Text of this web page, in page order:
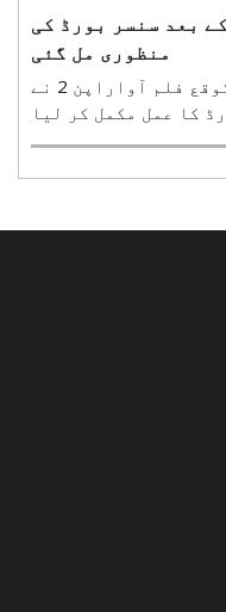
کے بعد سنسر بورڈ کی
منظوری مل گئی
عمران ہاشمی کی انتہائی متوقع فلم آواراپن 2 نے
کا عمل مکمل کر لیا